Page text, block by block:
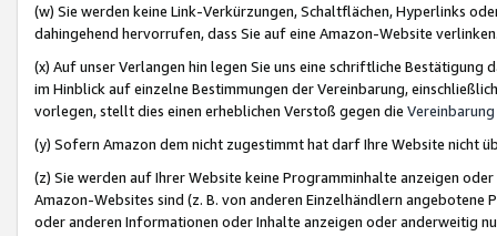
(w) Sie werden keine Link-Verkürzungen, Schaltflächen, Hyperlinks
dahingehend hervorrufen, dass Sie auf eine Amazon-Website
(x) Auf unser Verlangen hin legen Sie uns eine schriftliche
im Hinblick auf einzelne Bestimmungen der Vereinbarung,
vorlegen, stellt dies einen erheblichen Verstoß gegen die Vereinbarung
(y) Sofern Amazon dem nicht zugestimmt hat darf Ihre Website nicht
(z) Sie werden auf Ihrer Website keine Programminhalte anzeigen
Amazon-Websites sind (z. B. von anderen Einzelhändlern
oder anderen Informationen oder Inhalte anzeigen oder anderweitig